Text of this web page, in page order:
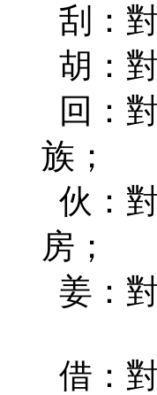
刮：
胡：
回：
族；
伙：
房；
姜：
借：